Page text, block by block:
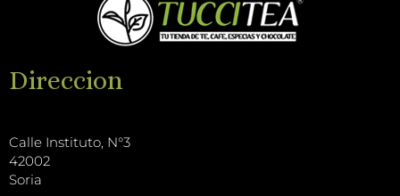
o
o
b
e
i
k
g
r
Direccion
Calle Instituto, N°3
42002
Soria